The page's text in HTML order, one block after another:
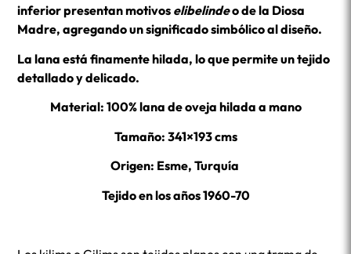
inferior presentan motivos elibelindeo de la Diosa
Madre, agregando un significado simbólico al diseño.
La lana está finamente hilada, lo que permite un tejido
detallado y delicado.
Material: 100% lana de oveja hilada a mano
Tamaño: 341×193 cms
Origen: Esme, Turquía
Tejido en los años 1960-70